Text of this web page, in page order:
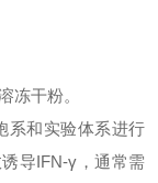
冻干粉。
系和实验体系进行
导IFN-γ，通常需